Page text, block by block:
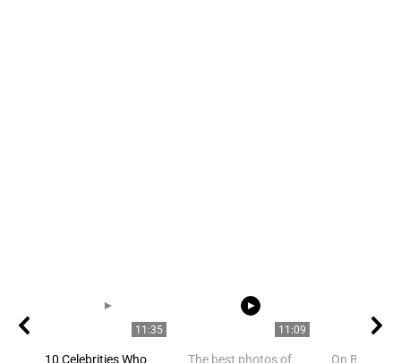
11:35
10 Celebrities Who
11:09
The best photos of On Board